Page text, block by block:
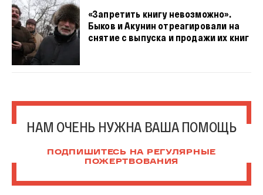
«Запретить книгу невозможно».
Быков и Акунин отреагировали на
снятие c выпуска и продажи их книг
НАМ ОЧЕНЬ НУЖНА ВАША ПОМОЩЬ
ПОДПИШИТЕСЬ НА РЕГУЛЯРНЫЕ
ПОЖЕРТВОВАНИЯ